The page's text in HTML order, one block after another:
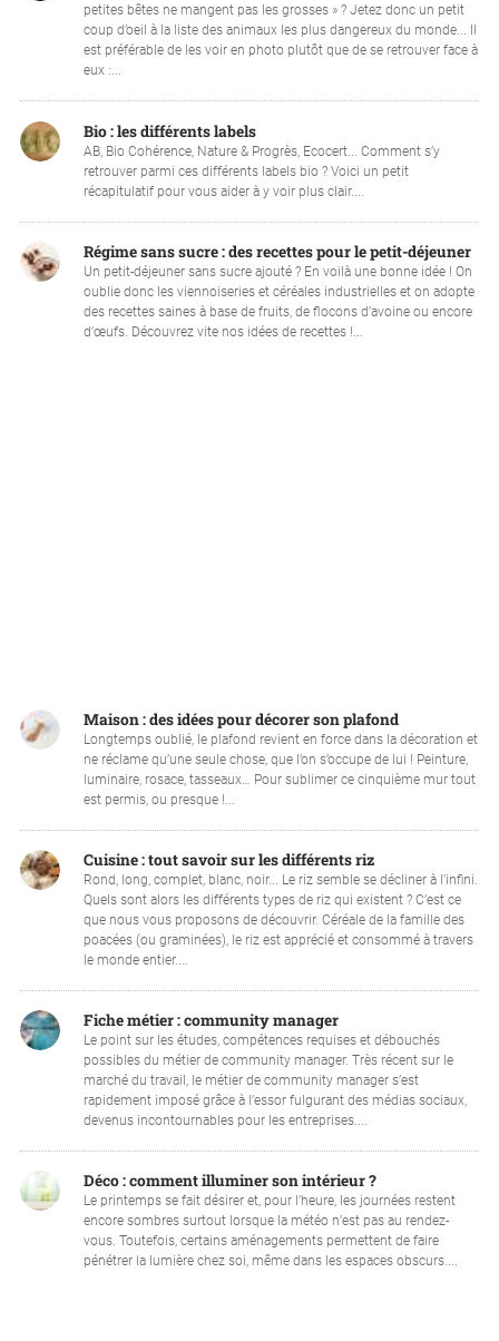
petites bêtes ne mangent pas les grosses » ? Jetez donc un petit
coup d’oeil à la liste des animaux les plus dangereux du monde... Il
est préférable de les voir en photo plutôt que de se retrouver face à
eux :...
Bio : les différents labels
AB, Bio Cohérence, Nature & Progrès, Ecocert... Comment s’y
retrouver parmi ces différents labels bio ? Voici un petit
récapitulatif pour vous aider à y voir plus clair....
Régime sans sucre : des recettes pour le petit-déjeuner
Un petit-déjeuner sans sucre ajouté ? En voilà une bonne idée ! On
oublie donc les viennoiseries et céréales industrielles et on adopte
des recettes saines à base de fruits, de flocons d’avoine ou encore
d’œufs. Découvrez vite nos idées de recettes !...
Maison : des idées pour décorer son plafond
Longtemps oublié, le plafond revient en force dans la décoration et
ne réclame qu’une seule chose, que l’on s’occupe de lui ! Peinture,
luminaire, rosace, tasseaux… Pour sublimer ce cinquième mur tout
est permis, ou presque !...
Cuisine : tout savoir sur les différents riz
Rond, long, complet, blanc, noir... Le riz semble se décliner à l’infini.
Quels sont alors les différents types de riz qui existent ? C’est ce
que nous vous proposons de découvrir. Céréale de la famille des
poacées (ou graminées), le riz est apprécié et consommé à travers
le monde entier....
Fiche métier : community manager
Le point sur les études, compétences requises et débouchés
possibles du métier de community manager. Très récent sur le
marché du travail, le métier de community manager s’est
rapidement imposé grâce à l’essor fulgurant des médias sociaux,
devenus incontournables pour les entreprises....
Déco : comment illuminer son intérieur ?
Le printemps se fait désirer et, pour l’heure, les journées restent
encore sombres surtout lorsque la météo n’est pas au rendez-
vous. Toutefois, certains aménagements permettent de faire
pénétrer la lumière chez soi, même dans les espaces obscurs....